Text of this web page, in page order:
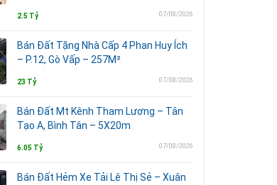
2.5 Tỷ 07/08/2026
Bán Đất Tặng Nhà Cấp 4 Phan Huy Ích
– P.12, Gò Vấp – 257M²
23 Tỷ 07/08/2026
Bán Đất Mt Kênh Tham Lương – Tân
Tạo A, Bình Tân – 5X20m
6.05 Tỷ 07/08/2026
Bán Đất Hẻm Xe Tải Lê Thị Sẻ – Xuân